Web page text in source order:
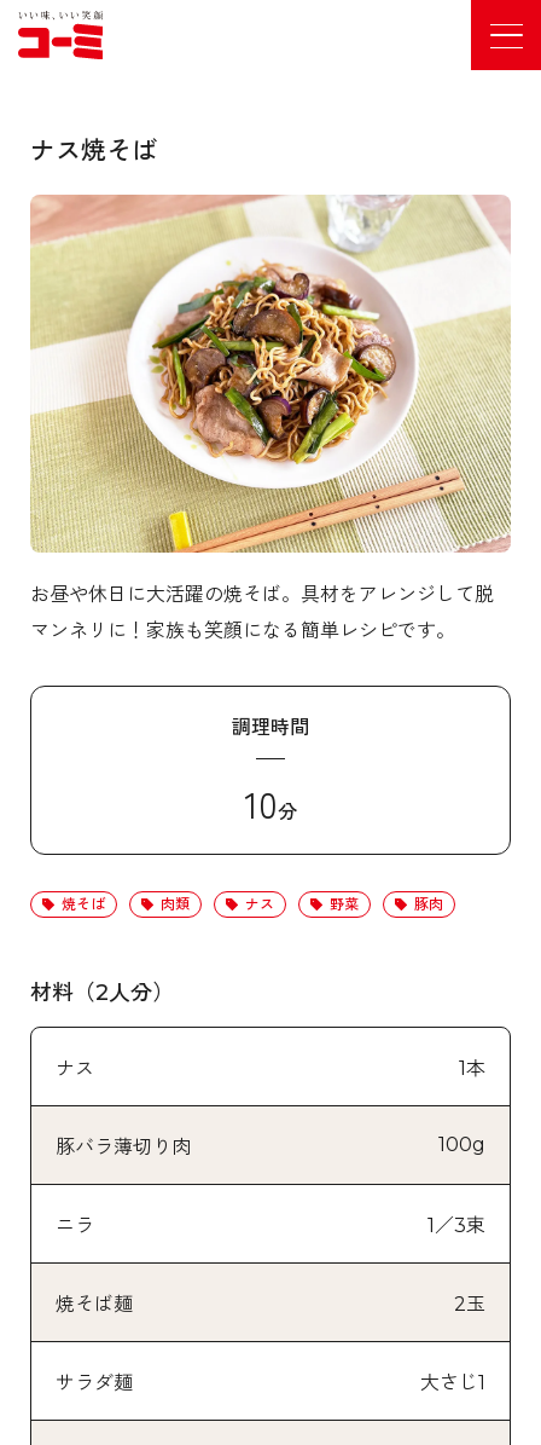
ナス焼そば
お昼や休日に大活躍の焼そば。具材をアレンジして脱
マンネリに！家族も笑顔になる簡単レシピです。
調理時間
10分
焼そば 肉類 ナス 野菜 豚肉
材料（2人分）
ナス 1本
豚バラ薄切り肉 100g
ニラ 1／3束
焼そば麺 2玉
サラダ麺 大さじ1